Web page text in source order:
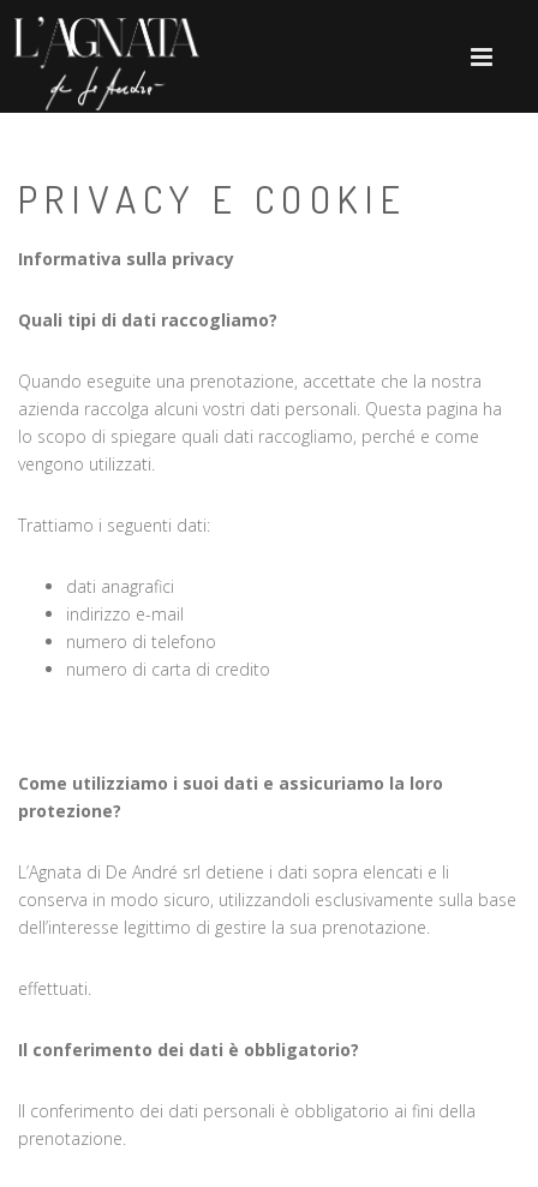
PRIVACY E COOKIE
Informativa sulla privacy
Quali tipi di dati raccogliamo?
Quando eseguite una prenotazione, accettate che la nostra
azienda raccolga alcuni vostri dati personali. Questa pagina ha
lo scopo di spiegare quali dati raccogliamo, perché e come
vengono utilizzati.
Trattiamo i seguenti dati:
dati anagrafici
indirizzo e-mail
numero di telefono
numero di carta di credito
Come utilizziamo i suoi dati e assicuriamo la loro
protezione?
L’Agnata di De André srl detiene i dati sopra elencati e li
conserva in modo sicuro, utilizzandoli esclusivamente sulla base
dell’interesse legittimo di gestire la sua prenotazione.
effettuati.
Il conferimento dei dati è obbligatorio?
Il conferimento dei dati personali è obbligatorio ai fini della
prenotazione.